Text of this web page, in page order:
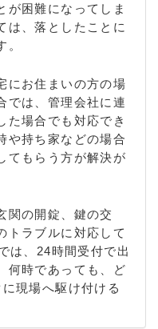
が困難になってしま
は、落としたことに
にお住まいの方の場
では、管理会社に連
た場合でも対応でき
や持ち家などの場合
てもらう方が解決が
関の開錠、鍵の交
トラブルに対応して
は、24時間受付で出
何時であっても、ど
現場へ駆け付ける